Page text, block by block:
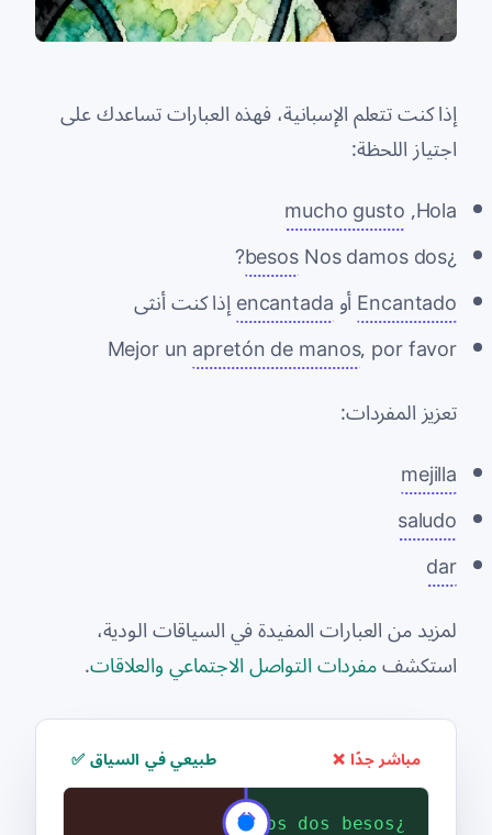
إذا كنت تتعلم الإسبانية، فهذه العبارات تساعدك على
اجتياز اللحظة:
Hola,
mucho gusto
¿Nos damos dos
besos
?
Encantadoأوencantadaإذا كنت أنثى
Mejor unapretón de manos, por favor
تعزيز المفردات:
mejilla
saludo
dar
لمزيد من العبارات المفيدة في السياقات الودية،
استكشفمفردات التواصل الاجتماعي والعلاقات.
مباشر جدًا ❌ طبيعي في السياق ✅
¿Te beso?¿Nos damos dos besos?